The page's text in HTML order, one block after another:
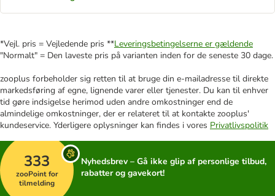
*Vejl. pris = Vejledende pris **Leveringsbetingelserne er gældende
"Normalt" = Den laveste pris på varianten inden for de seneste 30 dage.
zooplus forbeholder sig retten til at bruge din e-mailadresse til direkte
markedsføring af egne, lignende varer eller tjenester. Du kan til enhver
tid gøre indsigelse herimod uden andre omkostninger end de
almindelige omkostninger, der er relateret til at kontakte zooplus'
kundeservice. Yderligere oplysninger kan findes i vores Privatlivspolitik
333
zooPoint for
tilmelding
Nyhedsbrev – Gå ikke glip af personlige tilbud,
rabatter og gavekort!